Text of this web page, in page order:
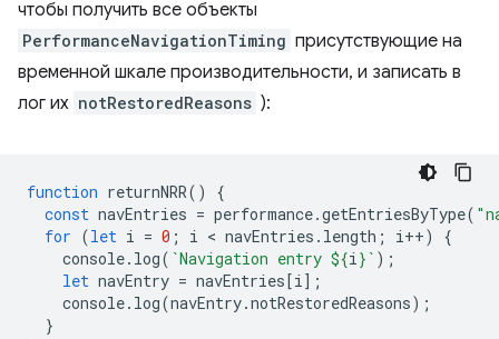
чтобы получить все объекты
PerformanceNavigationTiming присутствующие на
временной шкале производительности, и записать в
лог их notRestoredReasons ):
function returnNRR()
{
const navEntries = performance.getEntriesByType(
for (let i = 0 ; i < navEntries . length ; i++)
{
console. log( `Navigation entry ${i} ` );
let navEntry = navEntries[i];
console. log(navEntry.notRestoredReasons);
}